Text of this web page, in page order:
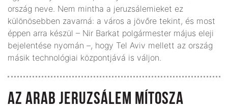
ország neve. Nem mintha a jeruzsálemieket ez
különösebben zavarná: a város a jövőre tekint, és most
éppen arra készül – Nir Barkat polgármester május eleji
bejelentése nyomán –, hogy Tel Aviv mellett az ország
másik technológiai központjává is váljon.
AZ ARAB JERUZSÁLEM MÍTOSZA